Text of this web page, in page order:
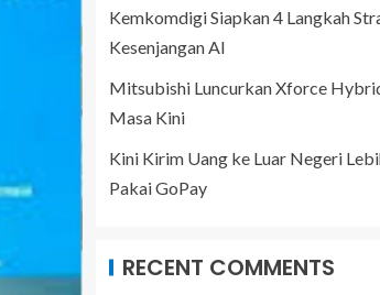
Kemkomdigi Siapkan 4 Langkah
Kesenjangan AI
Mitsubishi Luncurkan Xforce
Masa Kini
Kini Kirim Uang ke Luar Negeri
Pakai GoPay
RECENT COMMENTS